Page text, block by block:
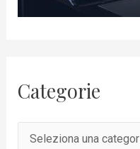
Categorie